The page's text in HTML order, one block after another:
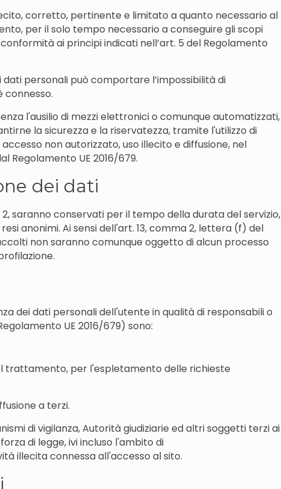
corretto, pertinente e limitato a quanto necessario al
per il solo tempo necessario a conseguire gli scopi
ai principi indicati nell’art. 5 del Regolamento
personali può comportare l’impossibilità di
l'ausilio di mezzi elettronici o comunque automatizzati,
la sicurezza e la riservatezza, tramite l'utilizzo di
non autorizzato, uso illecito e diffusione, nel
Regolamento UE 2016/679.
dei dati
saranno conservati per il tempo della durata del servizio,
anonimi. Ai sensi dell'art. 13, comma 2, lettera (f) del
non saranno comunque oggetto di alcun processo
dei dati personali dell'utente in qualità di responsabili o
UE 2016/679) sono:
trattamento, per l'espletamento delle richieste
a terzi.
di vigilanza, Autorità giudiziarie ed altri soggetti terzi ai
di legge, ivi incluso l'ambito di
illecita connessa all'accesso al sito.